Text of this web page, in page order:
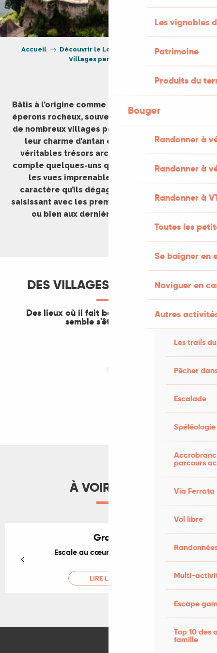
Les vignobles
Patrimoine
Produits du
Bouger
Randonner à
Randonner à
Randonner à
Toutes les
Se baigner en
Naviguer en
Autres
Les trails
Pêcher
Escalade
Spéléologie
parcours
Via Ferrata
Vol libre
Multi-
Escape
Top 10 des
famille
Accueil Découvrir le Lot
Villes et Villages
Villages perchés du Lot
Bâtis à l’origine comme des forteresses sur des
éperons rocheux, souvent dominant une rivière,
de nombreux villages perchés ont su préserver
leur charme d’antan et sont désormais de
véritables trésors architecturaux. Le Lot en
compte quelques-uns qui valent le détour pour
les vues imprenables qu’ils offrent et le
caractère qu’ils dégagent. Le spectacle est
saisissant avec les premières lumières du matin
ou bien aux dernières heures du jours.
DES VILLAGES MAJESTUEUX
Des lieux où il fait bon vivre, où le temps
semble s'être arrêté…
Montvalent
Bélaye
Saint-Cirq-Lapopie
Albas
Faycelles
Calvignac
Montbrun
Puy-l’Évêque
Montcuq
À VOIR AUSSI
Gramat
Escale au cœur du causse lotois
LIRE LA SUITE